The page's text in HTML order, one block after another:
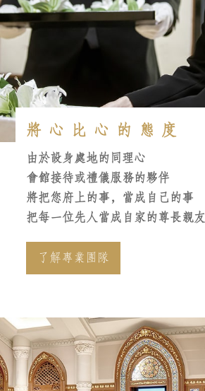
將心比心的態度
由於設身處地的同理心
會館接待或禮儀服務的夥伴
將把您府上的事，當成自己的事
把每一位先人當成自家的尊長親友
了解專業團隊